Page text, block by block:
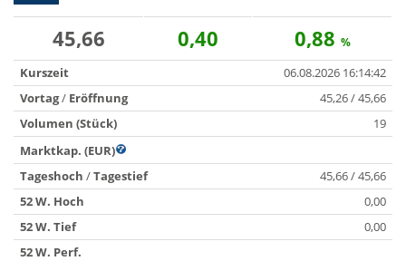
45,66 0,40 0,88 %
Kurszeit
06.08.2026 16:14:42
Vortag/ Eröffnung
45,26 / 45,66
Volumen (Stück)
19
Marktkap. (EUR)
Tageshoch /Tagestief
45,66 / 45,66
52 W. Hoch
0,00
52 W. Tief
0,00
52 W. Perf.